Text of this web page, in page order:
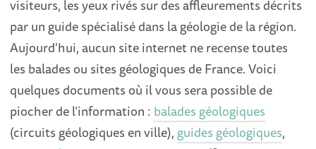
visiteurs, les yeux rivés sur des affleurements décrits
par un guide spécialisé dans la géologie de la région.
Aujourd'hui, aucun site internet ne recense toutes
les balades ou sites géologiques de France. Voici
quelques documents où il vous sera possible de
piocher de l’information : balades géologiques
(circuits géologiques en ville), guides géologiques,